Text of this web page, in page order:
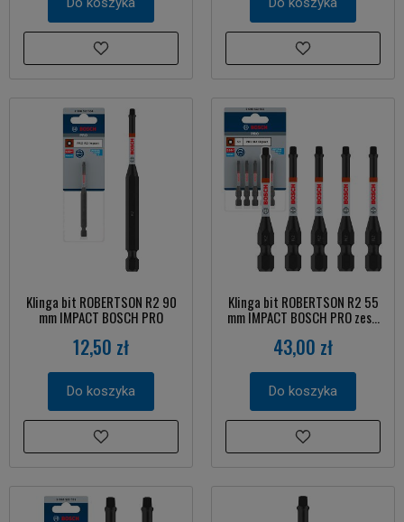
Klinga bit ROBERTSON R2 90
mm IMPACT BOSCH PRO
12,50 zł
Do koszyka
Klinga bit ROBERTSON R2 55
mm IMPACT BOSCH PRO zes...
43,00 zł
Do koszyka